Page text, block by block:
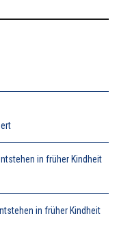
in früher Kindheit
in früher Kindheit